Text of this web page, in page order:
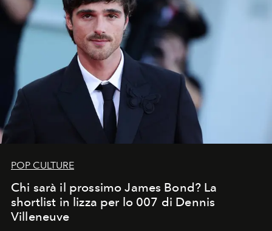
POP CULTURE
Chi sarà il prossimo James Bond? La
shortlist in lizza per lo 007 di Dennis
Villeneuve